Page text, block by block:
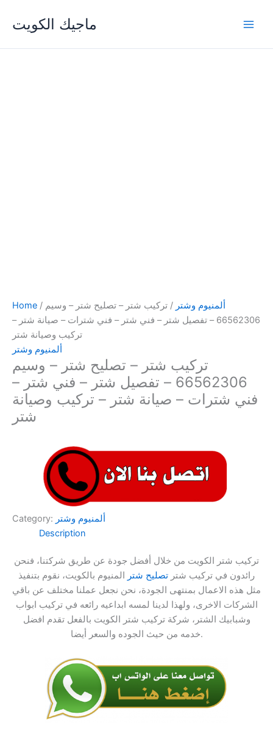
content
ماجيك الكويت
Home / ألمنيوم وشتر / تركيب شتر – تصليح شتر – وسيم
66562306 – تفصيل شتر – فني شتر – فني شترات – صيانة شتر –
تركيب وصيانة شتر
ألمنيوم وشتر
تركيب شتر – تصليح شتر – وسيم
66562306 – تفصيل شتر – فني شتر –
فني شترات – صيانة شتر – تركيب وصيانة
شتر
Category: ألمنيوم وشتر
Description
تركيب شتر الكويت من خلال أفضل جودة عن طريق شركتنا، فنحن
رائدون في تركيب شتر تصليح شتر
المنيوم بالكويت، نقوم بتنفيذ
مثل هذه الاعمال بمنتهى الجودة، نحن نجعل عملنا مختلف عن باقي
الشركات الاخرى، ولهذا لدينا لمسه ابداعيه رائعه في تركيب ابواب
وشبابيك الشتر، شركة تركيب شتر الكويت بالفعل تقدم افضل
خدمه من حيث الجوده والسعر أيضا.